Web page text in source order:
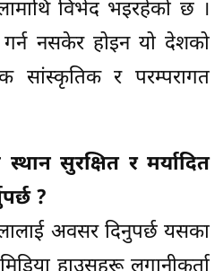
विभेद भइरहेको छ ।
नसकेर होइन यो देशको
सांस्कृतिक र परम्परागत
सुरक्षित र मर्यादित
?
अवसर दिनुपर्छ यसका